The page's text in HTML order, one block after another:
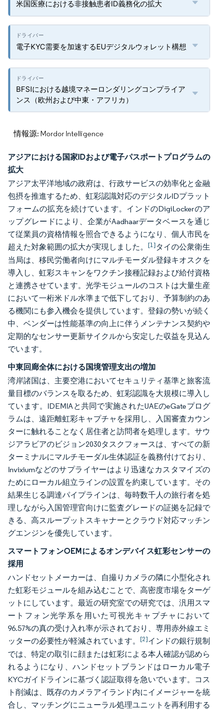
米国医療における非接触患者ID義務化の拡大
電子KYC需要を加速するEUデジタルウォレット構想
BFSIにおける越境マネーロンダリングコンプライア
ンス（欧州および中東・アフリカ）
情報源: Mordor Intelligence
アジアにおける国家IDおよび電子パスポートプログラムの
拡大
アジア太平洋地域の政府は、行政サービスの効率化と金融
包摂を推進するため、虹彩認識対応のデジタルIDプラット
フォームの拡充を続けています。インドのDigiLockerのア
ップグレードにより、企業がAadhaarデータベースを通じ
て従業員の資格情報を照合できるようになり、個人市民を
超えた対象範囲の拡大が実現しました。 [1]タイの公衆衛生
当局は、移民労働者向けにマルチモーダル登録キオスクを
導入し、虹彩スキャンをワクチン接種記録および給付資格
と連携させています。光学モジュールのコストは大量生産
において一桁米ドル水準まで低下しており、予算制約のあ
る機関にも参入機会を提供しています。登録の勢いが続く
中、ベンダーは性能基準の向上に伴うメンテナンス契約や
定期的なセンサー更新サイクルから安定した収益を見込ん
でいます。
中東回廊全体における国境管理支出の増加
湾岸諸国は、主要空港においてセキュリティ基準と旅客流
量目標のバランスを取るため、虹彩認識を大規模に導入し
ています。IDEMIAと共同で実施されたUAEのeGateプログ
ラムは、遠距離虹彩キャプチャを採用し、入国審査カウン
ターに触れることなく居住者と訪問者を処理します。サウ
ジアラビアのビジョン2030タスクフォースは、すべての新
ターミナルにマルチモーダル生体認証を義務付けており、
Invixiumなどのサプライヤーはより迅速なカスタマイズの
ためにローカル組立ラインの設置を約束しています。その
結果生じる調達パイプラインは、毎時数千人の旅行者を処
理しながら入国管理官向けに監査グレードの証拠を記録で
きる、高スループットスキャナーとクラウド対応マッチン
グエンジンを優先しています。
スマートフォンOEMによるオンデバイス虹彩センサーの
採用
ハンドセットメーカーは、自撮りカメラの隣に小型化され
た虹彩モジュールを組み込むことで、高密度市場をターゲ
ットにしています。最近の研究室での研究では、汎用スマ
ートフォン光学系を用いた可視光キャプチャにおいて
96.57%の真の受け入れ率が示されており、専用赤外線エミ
ッターの必要性が軽減されています。 [2]インドの銀行規制
では、特定の取引に顔または虹彩による本人確認が認めら
れるようになり、ハンドセットブランドはローカル電子
KYCガイドラインに基づく認証取得を急いでいます。コス
ト削減は、既存のカメラアイランド内にイメージャーを統
合し、マッチングにニューラル処理ユニットを再利用する